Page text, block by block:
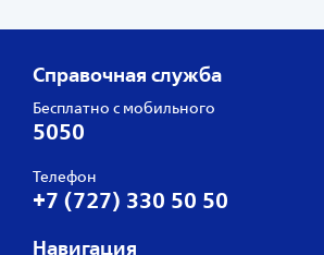
Справочная служба
Бесплатно с мобильного
5050
Телефон
+7 (727) 330 50 50
Навигация